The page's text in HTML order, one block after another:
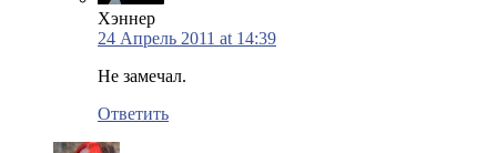
Хэннер
24 Апрель 2011 at 14:39
Не замечал.
Ответить